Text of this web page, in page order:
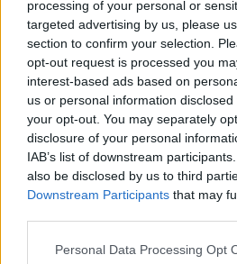
processing of your personal or
targeted advertising by us, please
section to confirm your selection.
opt-out request is processed you
interest-based ads based on
us or personal information
your opt-out. You may separately
disclosure of your personal
IAB’s list of downstream
also be disclosed by us to third
Downstream Participants that may
Please note that this website/app
Personal Data Processing Opt
Video
Player
is
loading.
This
a
modal
window.
The media could not be
the server or network failed or
is not